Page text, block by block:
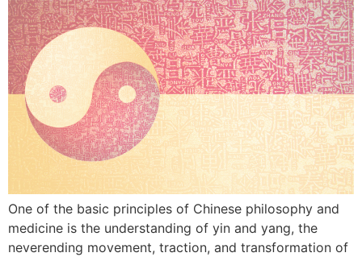
One of the basic principles of Chinese philosophy and
medicine is the understanding of yin and yang, the
neverending movement, traction, and transformation of